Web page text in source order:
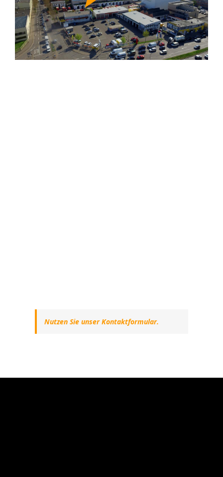
Nutzen Sie unser Kontaktformular.